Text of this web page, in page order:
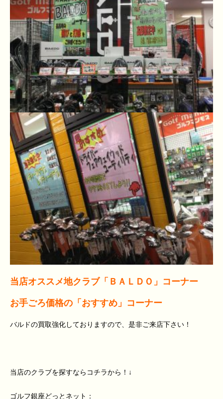
当店オススメ地クラブ「ＢＡＬＤＯ」コーナー
お手ごろ価格の「おすすめ」コーナー
バルドの買取強化しておりますので、是非ご来店下さい！
当店のクラブを探すならコチラから！↓
ゴルフ銀座どっとネット：